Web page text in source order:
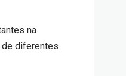
na
diferentes